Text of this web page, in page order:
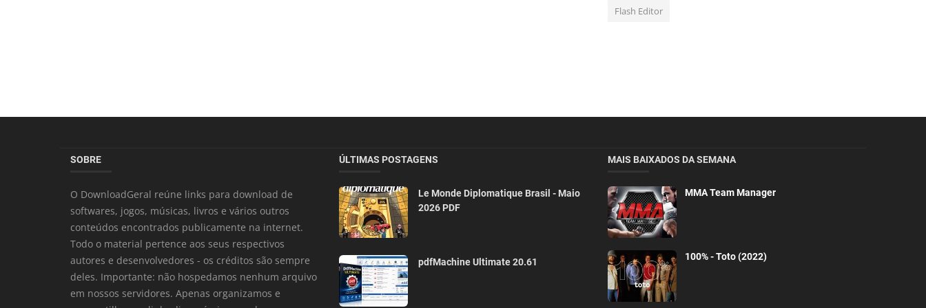
Flash Editor
SOBRE
O DownloadGeral reúne links para download de
softwares, jogos, músicas, livros e vários outros
conteúdos encontrados publicamente na internet.
Todo o material pertence aos seus respectivos
autores e desenvolvedores - os créditos são sempre
deles. Importante: não hospedamos nenhum arquivo
em nossos servidores. Apenas organizamos e
ÚLTIMAS POSTAGENS
Le Monde Diplomatique Brasil - Maio
2026 PDF
pdfMachine Ultimate 20.61
MAIS BAIXADOS DA SEMANA
MMA Team Manager
100% - Toto (2022)